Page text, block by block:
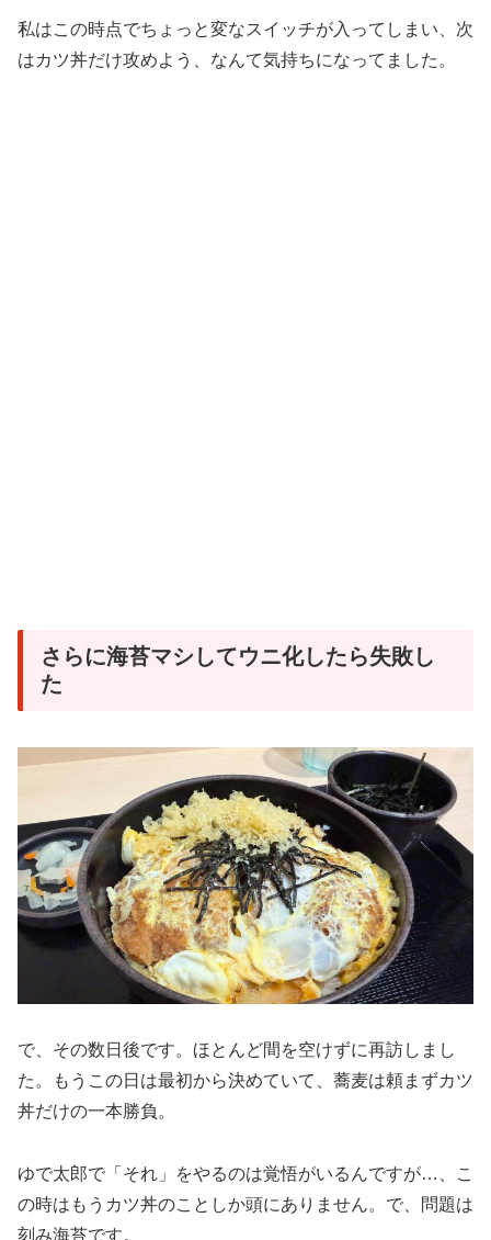
私はこの時点でちょっと変なスイッチが入ってしまい、次
はカツ丼だけ攻めよう、なんて気持ちになってました。
さらに海苔マシしてウニ化したら失敗し
た
で、その数日後です。ほとんど間を空けずに再訪しまし
た。もうこの日は最初から決めていて、蕎麦は頼まずカツ
丼だけの一本勝負。
ゆで太郎で「それ」をやるのは覚悟がいるんですが…、こ
の時はもうカツ丼のことしか頭にありません。で、問題は
刻み海苔です。